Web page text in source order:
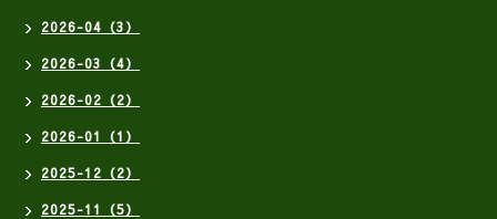
2026-04（3）
2026-03（4）
2026-02（2）
2026-01（1）
2025-12（2）
2025-11（5）